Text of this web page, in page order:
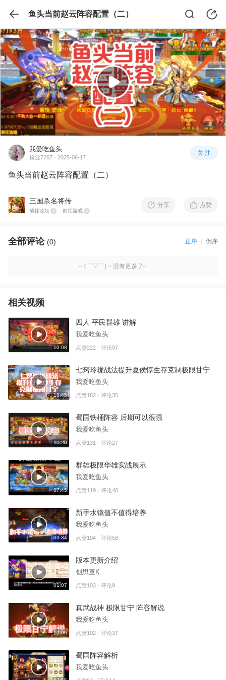
鱼头当前赵云阵容配置（二）
我爱吃鱼头
粉丝7267 · 2025-06-17
关 注
鱼头当前赵云阵容配置（二）
三国杀名将传
前往论坛 前往游戏
分享 点赞
全部评论 (0) 正序 倒序
~ (￣▽￣) ~ 没有更多了~
相关视频
10:08
四人 平民群雄 讲解
我爱吃鱼头
点赞222 · 评论97
10:45
七窍玲珑战法提升夏侯惇生存克制极限甘宁
我爱吃鱼头
点赞182 · 评论35
10:20
蜀国铁桶阵容 后期可以很强
我爱吃鱼头
点赞131 · 评论27
07:45
群雄极限华雄实战展示
我爱吃鱼头
点赞119 · 评论40
03:34
新手水镜值不值得培养
我爱吃鱼头
点赞104 · 评论58
01:07
版本更新介绍
创思童K
点赞103 · 评论9
10:06
真武战神 极限甘宁 阵容解说
我爱吃鱼头
点赞102 · 评论37
蜀国阵容解析
我爱吃鱼头